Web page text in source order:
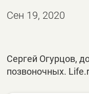
Сен 19, 2020
Сергей Огурцов,
позвоночных.